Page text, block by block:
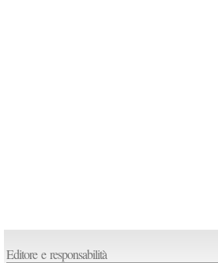
Editore e responsabilità